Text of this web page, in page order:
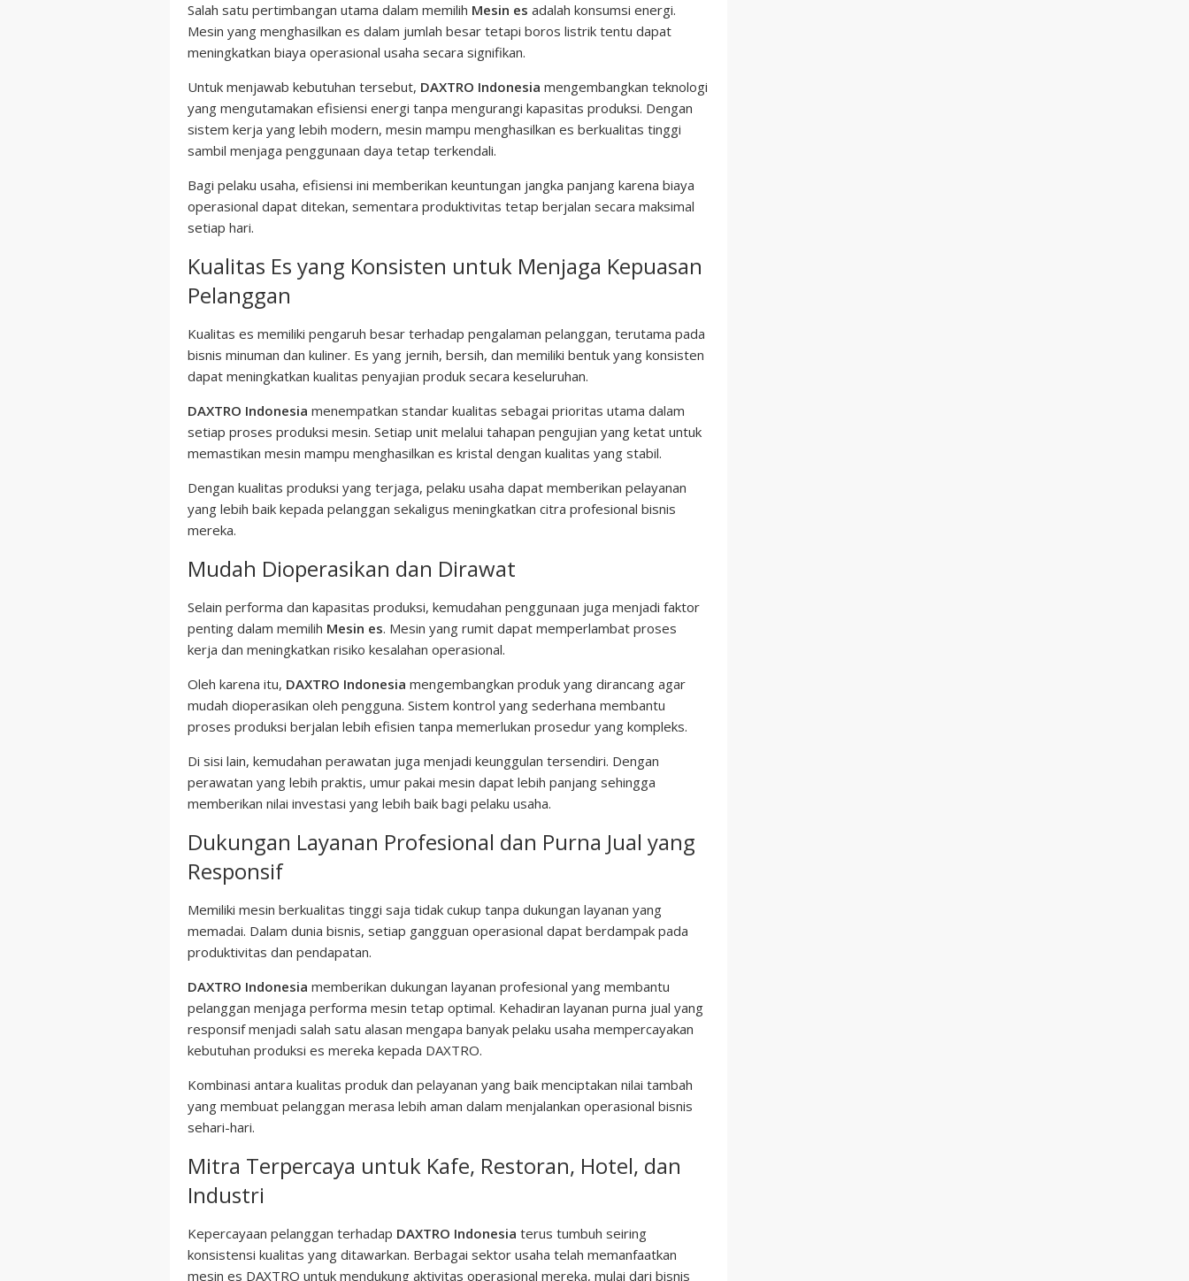
Salah satu pertimbangan utama dalam memilih Mesin es adalah konsumsi energi.
Mesin yang menghasilkan es dalam jumlah besar tetapi boros listrik tentu dapat
meningkatkan biaya operasional usaha secara signifikan.
Untuk menjawab kebutuhan tersebut, DAXTRO Indonesia mengembangkan teknologi
yang mengutamakan efisiensi energi tanpa mengurangi kapasitas produksi. Dengan
sistem kerja yang lebih modern, mesin mampu menghasilkan es berkualitas tinggi
sambil menjaga penggunaan daya tetap terkendali.
Bagi pelaku usaha, efisiensi ini memberikan keuntungan jangka panjang karena biaya
operasional dapat ditekan, sementara produktivitas tetap berjalan secara maksimal
setiap hari.
Kualitas Es yang Konsisten untuk Menjaga Kepuasan
Pelanggan
Kualitas es memiliki pengaruh besar terhadap pengalaman pelanggan, terutama pada
bisnis minuman dan kuliner. Es yang jernih, bersih, dan memiliki bentuk yang konsisten
dapat meningkatkan kualitas penyajian produk secara keseluruhan.
DAXTRO Indonesia menempatkan standar kualitas sebagai prioritas utama dalam
setiap proses produksi mesin. Setiap unit melalui tahapan pengujian yang ketat untuk
memastikan mesin mampu menghasilkan es kristal dengan kualitas yang stabil.
Dengan kualitas produksi yang terjaga, pelaku usaha dapat memberikan pelayanan
yang lebih baik kepada pelanggan sekaligus meningkatkan citra profesional bisnis
mereka.
Mudah Dioperasikan dan Dirawat
Selain performa dan kapasitas produksi, kemudahan penggunaan juga menjadi faktor
penting dalam memilih Mesin es. Mesin yang rumit dapat memperlambat proses
kerja dan meningkatkan risiko kesalahan operasional.
Oleh karena itu, DAXTRO Indonesia mengembangkan produk yang dirancang agar
mudah dioperasikan oleh pengguna. Sistem kontrol yang sederhana membantu
proses produksi berjalan lebih efisien tanpa memerlukan prosedur yang kompleks.
Di sisi lain, kemudahan perawatan juga menjadi keunggulan tersendiri. Dengan
perawatan yang lebih praktis, umur pakai mesin dapat lebih panjang sehingga
memberikan nilai investasi yang lebih baik bagi pelaku usaha.
Dukungan Layanan Profesional dan Purna Jual yang
Responsif
Memiliki mesin berkualitas tinggi saja tidak cukup tanpa dukungan layanan yang
memadai. Dalam dunia bisnis, setiap gangguan operasional dapat berdampak pada
produktivitas dan pendapatan.
DAXTRO Indonesia memberikan dukungan layanan profesional yang membantu
pelanggan menjaga performa mesin tetap optimal. Kehadiran layanan purna jual yang
responsif menjadi salah satu alasan mengapa banyak pelaku usaha mempercayakan
kebutuhan produksi es mereka kepada DAXTRO.
Kombinasi antara kualitas produk dan pelayanan yang baik menciptakan nilai tambah
yang membuat pelanggan merasa lebih aman dalam menjalankan operasional bisnis
sehari-hari.
Mitra Terpercaya untuk Kafe, Restoran, Hotel, dan
Industri
Kepercayaan pelanggan terhadap DAXTRO Indonesia terus tumbuh seiring
konsistensi kualitas yang ditawarkan. Berbagai sektor usaha telah memanfaatkan
mesin es DAXTRO untuk mendukung aktivitas operasional mereka, mulai dari bisnis